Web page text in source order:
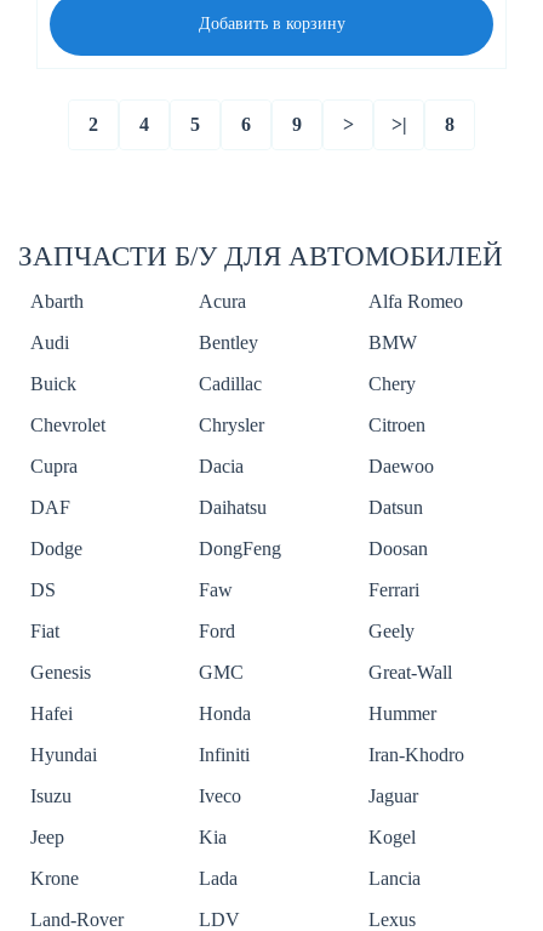
Добавить в корзину
2 4 5 6 8
9 > >|
ЗАПЧАСТИ Б/У ДЛЯ АВТОМОБИЛЕЙ
Abarth Acura
Alfa Romeo
Audi
Bentley
BMW
Buick
Cadillac
Chery
Chevrolet
Chrysler
Citroen
Cupra
Dacia
Daewoo
DAF
Daihatsu
Datsun
Dodge
DongFeng
Doosan
DS
Faw
Ferrari
Fiat
Ford
Geely
Genesis
GMC
Great-Wall
Hafei
Honda
Hummer
Hyundai
Infiniti
Iran-Khodro
Isuzu
Iveco
Jaguar
Jeep
Kia
Kogel
Krone
Lada
Lancia
Land-Rover
LDV
Lexus